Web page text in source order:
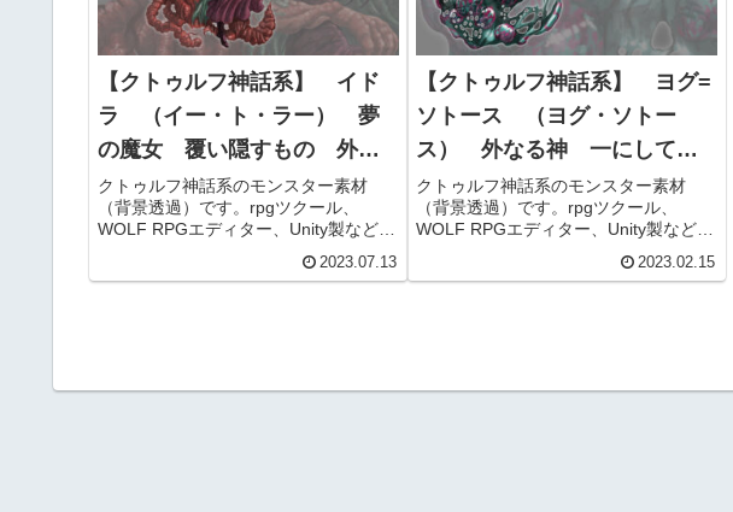
【クトゥルフ神話系】 イド
ラ （イー・ト・ラー） 夢
の魔女 覆い隠すもの 外な
る神 フリー素材
クトゥルフ神話系のモンスター素材
（背景透過）です。rpgツクール、
WOLF RPGエディター、Unity製などの
動画、youtubeなど）コンテンツ、
2023.07.13
【クトゥルフ神話系】 ヨグ=
ソトース （ヨグ・ソトー
ス） 外なる神 一にして全
なる者 フリー素材
クトゥルフ神話系のモンスター素材
（背景透過）です。rpgツクール、
WOLF RPGエディター、Unity製などの
動画、youtubeなど）コンテンツ、
2023.02.15